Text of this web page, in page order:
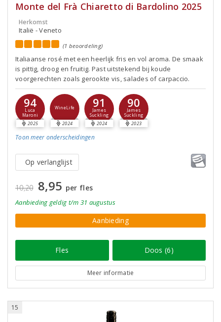
Monte del Frà Chiaretto di Bardolino 2025
Herkomst
Italië - Veneto
(1 beoordeling)
Italiaanse rosé met een heerlijk fris en vol aroma. De smaak
is pittig, droog en fruitig. Past uitstekend bij koude
voorgerechten zoals gerookte vis, salades of carpaccio.
94
Luca
Maroni
2025
WineLife
2024
91
James
Suckling
2024
90
James
Suckling
2023
Toon meer onderscheidingen
Op verlanglijst
10,20 8,95 per fles
Aanbieding geldig t/m 31 augustus
Aanbieding
Fles Doos (6)
Meer informatie
15